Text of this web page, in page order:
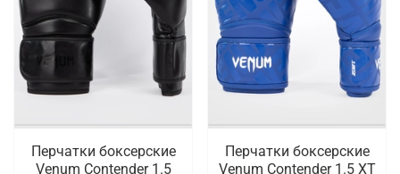
Перчатки боксерские
Venum Contender 1.5
Перчатки боксерские
Venum Contender 1.5 XT